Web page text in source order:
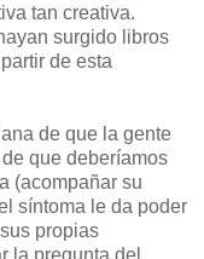
tan creativa.
surgido libros
de esta
de que la gente
que deberíamos
(acompañar su
síntoma le da poder
propias
la pregunta del